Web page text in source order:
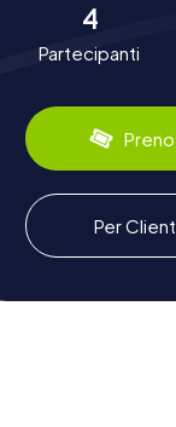
4
Partecipanti
Per